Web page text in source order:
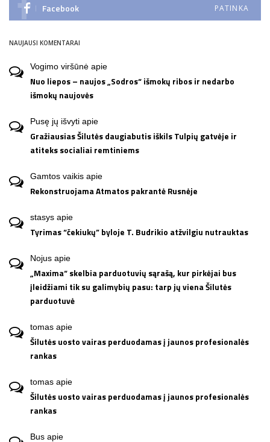
Facebook PATINKA
NAUJAUSI KOMENTARAI
Vogimo viršūnė apie
Nuo liepos – naujos „Sodros“ išmokų ribos ir nedarbo
išmokų naujovės
Pusę jų išvyti apie
Gražiausias Šilutės daugiabutis iškils Tulpių gatvėje ir
atiteks socialiai remtiniems
Gamtos vaikis apie
Rekonstruojama Atmatos pakrantė Rusnėje
stasys apie
Tyrimas “čekiukų” byloje T. Budrikio atžvilgiu nutrauktas
Nojus apie
„Maxima“ skelbia parduotuvių sąrašą, kur pirkėjai bus
įleidžiami tik su galimybių pasu: tarp jų viena Šilutės
parduotuvė
tomas apie
Šilutės uosto vairas perduodamas į jaunos profesionalės
rankas
tomas apie
Šilutės uosto vairas perduodamas į jaunos profesionalės
rankas
Bus apie